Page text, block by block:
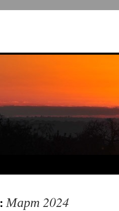
Март 2024